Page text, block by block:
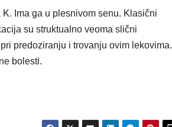
Ima ga u plesnivom senu. Klasični
su struktualno veoma slični
predoziranju i trovanju ovim lekovima.
bolesti.